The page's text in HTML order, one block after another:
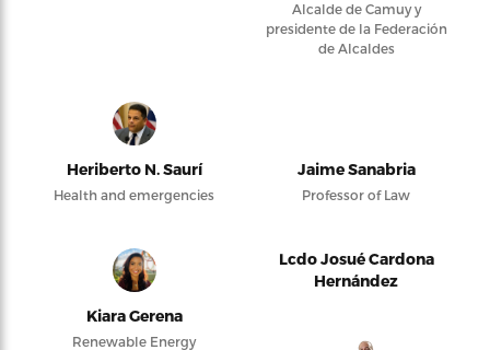
Alcalde de Camuy y
presidente de la Federación
de Alcaldes
Heriberto N. Saurí
Health and emergencies
Jaime Sanabria
Professor of Law
Kiara Gerena
Renewable Energy
Lcdo Josué Cardona
Hernández